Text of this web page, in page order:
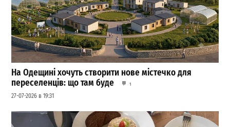
На Одещині хочуть створити нове містечко для
переселенців: що там буде
1
27-07-2026 в 19:31